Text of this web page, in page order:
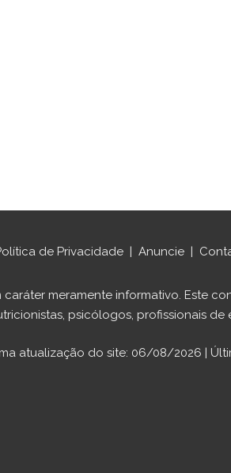
de Privacidade| Anuncie|
caráter meramente informativo. Este
psicólogos, profissionais
atualização do site: 06/08/2026 |